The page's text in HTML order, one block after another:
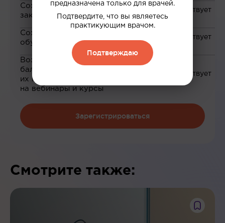
Сохранение материалов в
закладки
Сохранение прогресса по
обучению
Возможность зарабатывать
баллы и обменивать
их на скидку до 100%
на вебинары и курсы
Зарегистрироваться
Смотрите также:
предназначена только для врачей.
Подтвердите, что вы являетесь
практикующим врачом.
Подтверждаю